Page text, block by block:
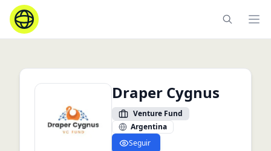
Draper Cygnus
Venture Fund
Argentina
Seguir